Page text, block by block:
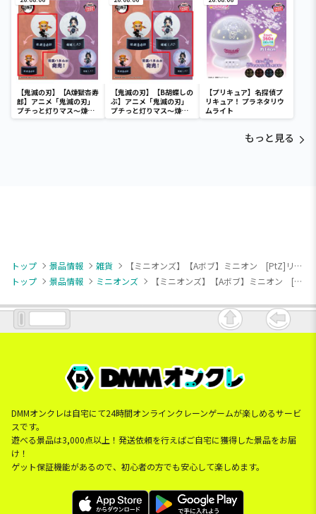
【鬼滅の刃】【A煉獄杏寿
郎】アニメ「鬼滅の刃」
プチっと灯りマス～煉獄
杏寿郎・胡蝶しのぶ～
【鬼滅の刃】【B胡蝶しの
ぶ】アニメ「鬼滅の刃」
プチっと灯りマス～煉獄
杏寿郎・胡蝶しのぶ～
【プリキュア】名探偵プ
リキュア！ プラネタリウ
ムライト
もっと見る
トップ 景品情報 雑貨
【ミニオンズ】【Aボブ】ミニオン [PtZ]リュック“ボブ＆ティム”
トップ
景品情報 ミニオンズ 【ミニオンズ】【Aボブ】ミニオン [PtZ]リュック“ボブ＆ティム”
DMMオンクレは自宅にて24時間オンラインクレーンゲームが楽しめるサービ
スです。
遊べる景品は3,000点以上！発送依頼を行えばご自宅に獲得した景品をお届
け！
ゲット保証機能があるので、初心者の方でも安心して楽しめます。